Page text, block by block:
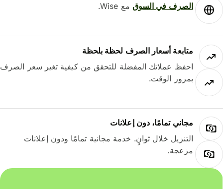
الصرف في السوقمع Wise.
متابعة أسعار الصرف لحظة بلحظة
احفظ عملاتك المفضلة للتحقق من كيفية تغير سعر الصرف
بمرور الوقت.
مجاني تمامًا، دون إعلانات
التنزيل خلال ثوانٍ. خدمة مجانية تمامًا ودون إعلانات
مزعجة.